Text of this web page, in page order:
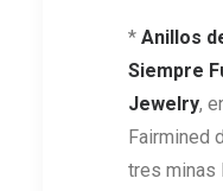
* Anillos
Siempre
Jewelry,
Fairmined
tres minas